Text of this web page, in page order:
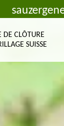
DE CLÔTURE
SUISSE